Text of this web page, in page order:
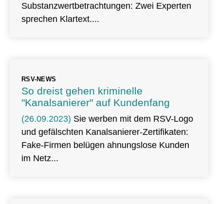
Substanzwertbetrachtungen: Zwei Experten
sprechen Klartext.
RSV-NEWS
So dreist gehen kriminelle
"Kanalsanierer" auf Kundenfang
(26.09.2023) Sie werben mit dem RSV-Logo
und gefälschten Kanalsanierer-Zertifikaten:
Fake-Firmen belügen ahnungslose Kunden
im Netz